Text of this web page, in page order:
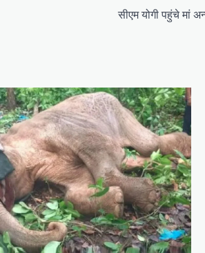
सीएम योगी पहुंचे मां